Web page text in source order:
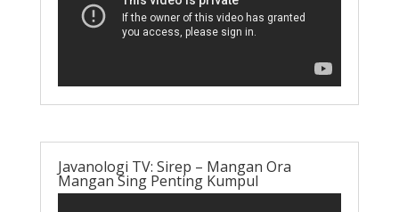
Javanologi TV: Sirep – Mangan Ora
Mangan Sing Penting Kumpul